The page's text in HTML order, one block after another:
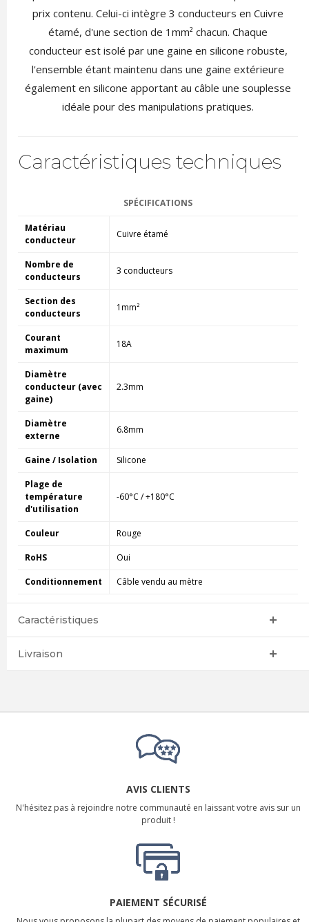
prix contenu. Celui-ci intègre 3 conducteurs en Cuivre
étamé, d'une section de 1mm² chacun. Chaque
conducteur est isolé par une gaine en silicone robuste,
l'ensemble étant maintenu dans une gaine extérieure
également en silicone apportant au câble une souplesse
idéale pour des manipulations pratiques.
Caractéristiques techniques
SPÉCIFICATIONS
Matériau
conducteur
Cuivre étamé
Nombre de
conducteurs
3 conducteurs
Section des
conducteurs
1mm²
Courant
maximum
18A
Diamètre
conducteur (avec
gaine)
2.3mm
Diamètre
externe
6.8mm
Gaine / Isolation Silicone
Plage de
température
d'utilisation
-60°C / +180°C
Couleur Rouge
RoHS Oui
Conditionnement Câble vendu au mètre
Caractéristiques
Livraison
AVIS CLIENTS
N'hésitez pas à rejoindre notre communauté en laissant votre avis sur un
produit !
PAIEMENT SÉCURISÉ